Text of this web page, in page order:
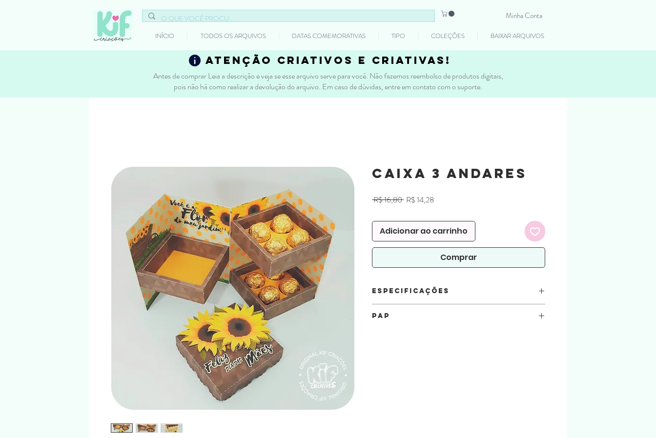
Minha Conta
INÍCIO TODOS OS ARQUIVOS DATAS COMEMORATIVAS TIPO COLEÇÕES BAIXAR ARQUIVOS
atenção criativos e criativas!
Antes de comprar Leia a descrição e veja se esse arquivo serve para você. Não fazemos reembolso de produtos digitais,
pois não há como realizar a devolução do arquivo. Em caso de dúvidas, entre em contato com o suporte.
Caixa 3 andares
R$ 16,80 Preço
R$ 14,28Preço
Adicionar ao carrinho
Comprar
Especificações
ARTE INCLUSA
PAP